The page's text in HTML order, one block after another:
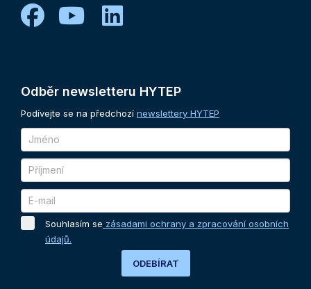
facebook
youtube
linkedin
Odběr newsletteru HYTEP
Podívejte se na předchozí newslettery HYTEP
Souhlasím se zásadami ochrany a zpracování osobních
údajů.
ODEBÍRAT